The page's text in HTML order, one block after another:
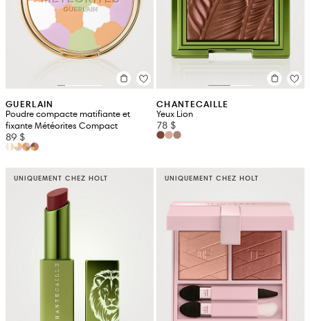
GUERLAIN
Poudre compacte matifiante et
fixante Météorites Compact
89 $
CHANTECAILLE
Yeux Lion
78 $
UNIQUEMENT CHEZ HOLT UNIQUEMENT CHEZ HOLT